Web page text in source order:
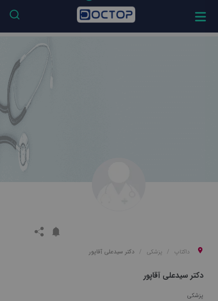
داکتاپ پزشکی دکتر سیدعلی آقاپور
دکتر سیدعلی آقاپور
پزشکی